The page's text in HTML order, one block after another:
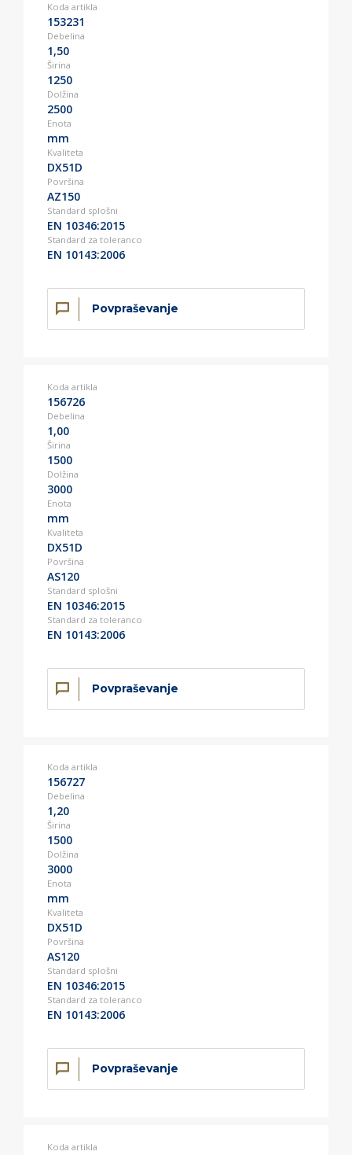
Koda artikla
153231
Debelina
1,50
Širina
1250
Dolžina
2500
Enota
mm
Kvaliteta
DX51D
Površina
AZ150
Standard splošni
EN 10346:2015
Standard za toleranco
EN 10143:2006
Povpraševanje
Koda artikla
156726
Debelina
1,00
Širina
1500
Dolžina
3000
Enota
mm
Kvaliteta
DX51D
Površina
AS120
Standard splošni
EN 10346:2015
Standard za toleranco
EN 10143:2006
Povpraševanje
Koda artikla
156727
Debelina
1,20
Širina
1500
Dolžina
3000
Enota
mm
Kvaliteta
DX51D
Površina
AS120
Standard splošni
EN 10346:2015
Standard za toleranco
EN 10143:2006
Povpraševanje
Koda artikla